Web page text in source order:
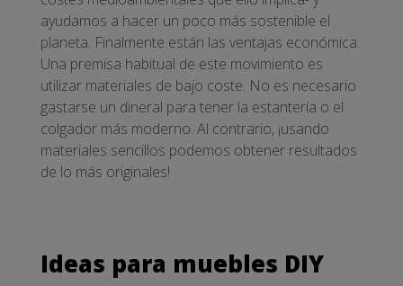
ayudamos a hacer un poco más sostenible el
planeta. Finalmente están las ventajas económica.
Una premisa habitual de este movimiento es
utilizar materiales de bajo coste. No es necesario
gastarse un dineral para tener la estantería o el
colgador más moderno. Al contrario, ¡usando
materiales sencillos podemos obtener resultados
de lo más originales!
Ideas para muebles DIY